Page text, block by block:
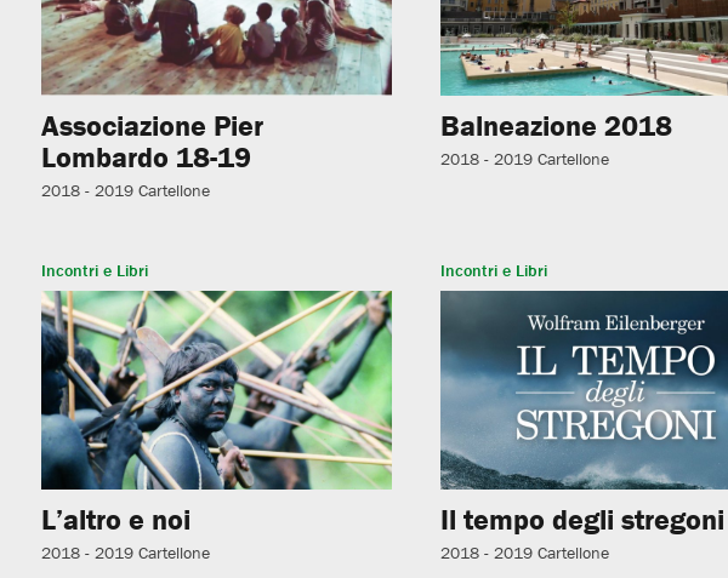
Associazione Pier
Lombardo 18-19
2018 - 2019 Cartellone
Balneazione 2018
2018 - 2019 Cartellone
Incontri e Libri
L’altro e noi
2018 - 2019 Cartellone
Incontri e Libri
Il tempo degli stregoni
2018 - 2019 Cartellone